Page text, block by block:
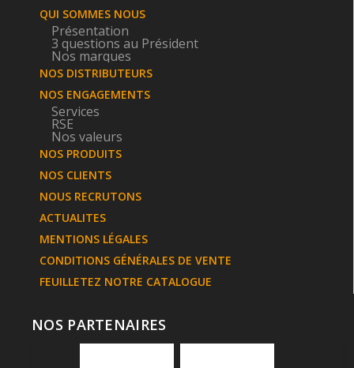
QUI SOMMES NOUS
Présentation
3 questions au Président
Nos marques
NOS DISTRIBUTEURS
NOS ENGAGEMENTS
Services
RSE
Nos valeurs
NOS PRODUITS
NOS CLIENTS
NOUS RECRUTONS
ACTUALITES
MENTIONS LÉGALES
CONDITIONS GÉNÉRALES DE VENTE
FEUILLETEZ NOTRE CATALOGUE
NOS PARTENAIRES